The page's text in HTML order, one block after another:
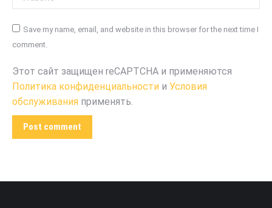
Save my name, email, and website in this browser for the next time I
comment.
Этот сайт защищен reCAPTCHA и применяются
Политика конфиденциальности и Условия
обслуживания применять.
Post comment